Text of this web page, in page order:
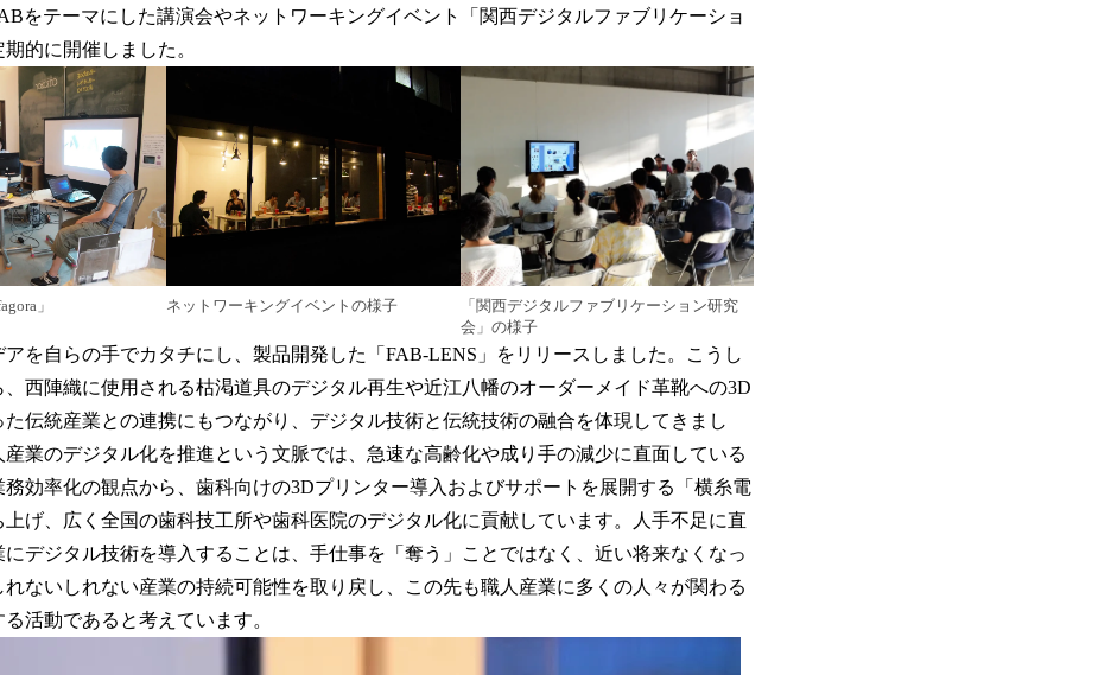
をテーマにした講演会やネットワーキングイベント「関西デジタルファブリケーショ
的に開催しました。
」 ネットワーキングイベントの様子
「関西デジタルファブリケーション研究
会」の様子
アを自らの手でカタチにし、製品開発した「FAB-LENS」をリリースしました。こうし
、西陣織に使用される枯渇道具のデジタル再生や近江八幡のオーダーメイド革靴への3D
伝統産業との連携にもつながり、デジタル技術と伝統技術の融合を体現してきまし
産業のデジタル化を推進という文脈では、急速な高齢化や成り手の減少に直面している
効率化の観点から、歯科向けの3Dプリンター導入およびサポートを展開する「横糸電
げ、広く全国の歯科技工所や歯科医院のデジタル化に貢献しています。人手不足に直
デジタル技術を導入することは、手仕事を「奪う」ことではなく、近い将来なくなっ
ないしれない産業の持続可能性を取り戻し、この先も職人産業に多くの人々が関わる
活動であると考えています。